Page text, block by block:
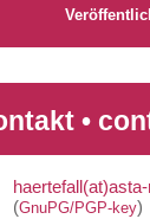
•
(GnuPG/PGP-key)